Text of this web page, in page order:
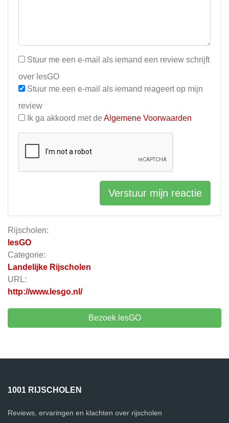
Rijscholen:
lesGO
Categorie:
Landelijke Rijscholen
URL:
http://www.lesgo.nl/
Bezoek lesGO
Stuur me een e-mail als iemand een review schrijft
over lesGO
Stuur me een e-mail als iemand reageert op mijn
review
Ik ga akkoord met de Algemene Voorwaarden
Verstuur mijn reactie
1001 RIJSCHOLEN
Reviews, ervaringen en klachten over rijscholen